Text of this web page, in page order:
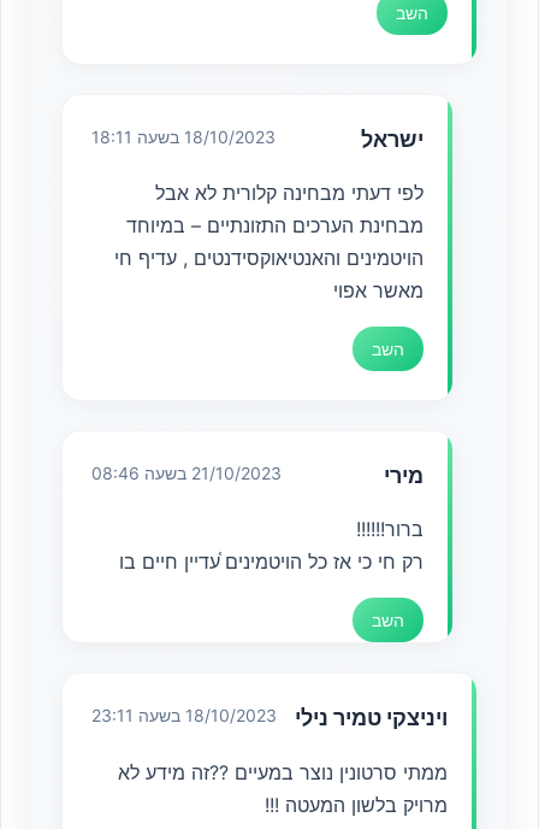
השב
ישראל 18/10/2023 בשעה 18:11
לפי דעתי מבחינה קלורית לא אבל
מבחינת הערכים התזונתיים – במיוחד
הויטמינים והאנטיאוקסידנטים , עדיף חי
מאשר אפוי
השב
מירי 21/10/2023 בשעה 08:46
ברור!!!!!!
רק חי כי אז כל הויטמינים ֫עדיין חיים בו
השב
ויניצקי טמיר נילי 18/10/2023 בשעה 23:11
ממתי סרטונין נוצר במעיים ??זה מידע לא
מרויק בלשון המעטה !!!